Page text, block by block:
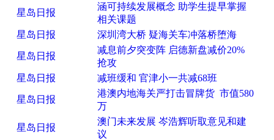
星岛日报
涵可持续发展概念 助学生提早掌握
相关课题
星岛日报
深圳湾大桥 疑海关车冲落桥堕海
星岛日报
减息前夕突变阵 启德新盘减价20%
抢攻
星岛日报
减班缓和 官津小一共减68班
星岛日报
港澳内地海关严打击冒牌货 市值580
万
星岛日报
澳门未来发展 岑浩辉听取意见和建
议